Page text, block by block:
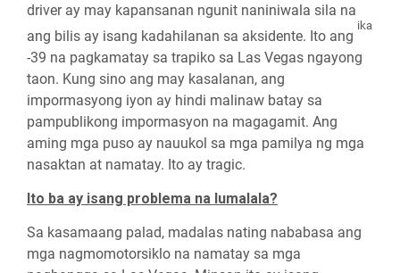
driver ay may kapansanan ngunit naniniwala sila na
ang bilis ay isang kadahilanan sa aksidente. Ito ang
ika
-39 na pagkamatay sa trapiko sa Las Vegas ngayong
taon. Kung sino ang may kasalanan, ang
impormasyong iyon ay hindi malinaw batay sa
pampublikong impormasyon na magagamit. Ang
aming mga puso ay nauukol sa mga pamilya ng mga
nasaktan at namatay. Ito ay tragic.
Ito ba ay isang problema na lumalala?
Sa kasamaang palad, madalas nating nababasa ang
mga nagmomotorsiklo na namatay sa mga